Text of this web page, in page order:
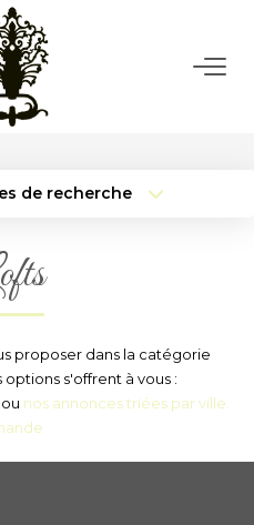
de recherche
Surface min
proposer dans la catégorie
s'offrent à vous :
ou nos annonces triées par ville.